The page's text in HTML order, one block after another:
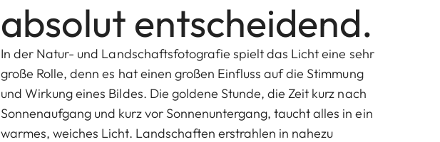
absolut entscheidend.
In der Natur- und Landschaftsfotografie spielt das Licht eine sehr
große Rolle, denn es hat einen großen Einfluss auf die Stimmung
und Wirkung eines Bildes. Die goldene Stunde, die Zeit kurz nach
Sonnenaufgang und kurz vor Sonnenuntergang, taucht alles in ein
warmes, weiches Licht. Landschaften erstrahlen in nahezu